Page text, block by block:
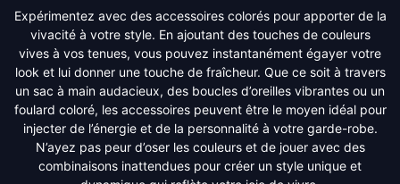
Expérimentez avec des accessoires colorés pour apporter de la
vivacité à votre style. En ajoutant des touches de couleurs
vives à vos tenues, vous pouvez instantanément égayer votre
look et lui donner une touche de fraîcheur. Que ce soit à travers
un sac à main audacieux, des boucles d’oreilles vibrantes ou un
foulard coloré, les accessoires peuvent être le moyen idéal pour
injecter de l’énergie et de la personnalité à votre garde-robe.
N’ayez pas peur d’oser les couleurs et de jouer avec des
combinaisons inattendues pour créer un style unique et